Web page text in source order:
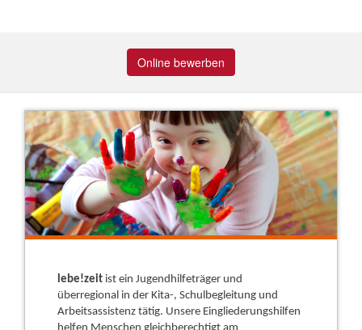
Online bewerben
lebe!zeit ist ein Jugendhilfeträger und
überregional in der Kita-, Schulbegleitung und
Arbeitsassistenz tätig. Unsere Eingliederungshilfen